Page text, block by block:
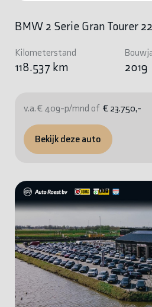
BMW 2 Serie Gran Tourer
Kilometerstand
118.537 km 2019
v.a. € 409-p/mnd of € 23.750,-
Bekijk deze auto